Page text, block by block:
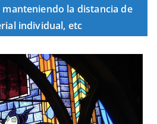
la distancia de
individual, etc